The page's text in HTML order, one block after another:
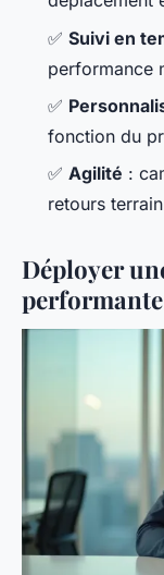
✅ Suivi en
performance
✅
fonction du
✅ Agilité :
retours terrain
Déployer